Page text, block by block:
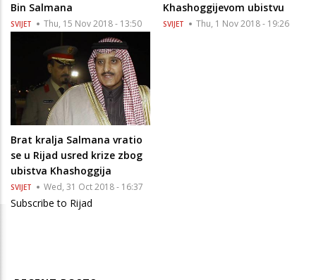
Bin Salmana
SVIJET Thu, 15 Nov 2018 - 13:50
Khashoggijevom ubistvu
SVIJET Thu, 1 Nov 2018 - 19:26
Brat kralja Salmana vratio
se u Rijad usred krize zbog
ubistva Khashoggija
SVIJET Wed, 31 Oct 2018 - 16:37
Subscribe to Rijad